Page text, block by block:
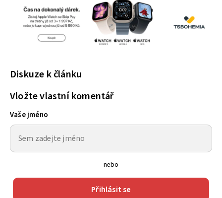
Diskuze k článku
Vložte vlastní komentář
Vaše jméno
nebo
Přihlásit se